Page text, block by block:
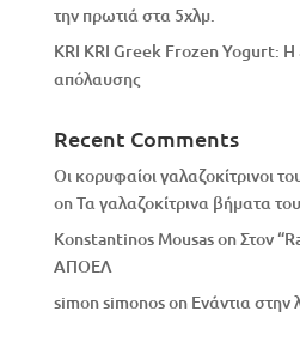
την πρωτιά στα 5χλμ.
KRI KRI Greek Frozen Yogurt: Η
απόλαυσης
Recent Comments
Οι κορυφαίοι γαλαζοκίτρινοι
onΤα γαλαζοκίτρινα βήματα
Konstantinos MousasonΣτον
ΑΠΟΕΛ
simon simonoson Eνάντια στην